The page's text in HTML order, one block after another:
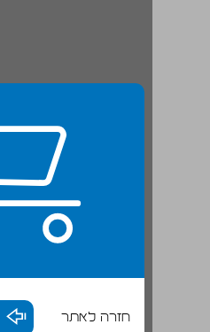
חזרה לאתר